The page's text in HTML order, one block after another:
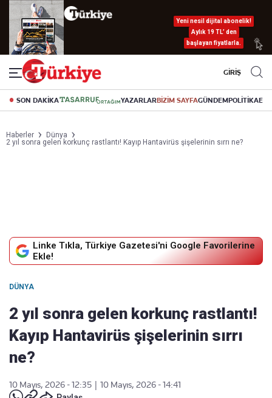
Yeni nesil dijital abonelik!
Aylık 19 TL’ den
başlayan fiyatlarla.
GİRİŞ
SON DAKİKA YAZARLARBİZİM SAYFAGÜNDEMPOLİTİKA
Haberler
Dünya
2 yıl sonra gelen korkunç rastlantı! Kayıp Hantavirüs şişelerinin sırrı ne?
Linke Tıkla, Türkiye Gazetesi'ni Google Favorilerine
Ekle!
DÜNYA
2 yıl sonra gelen korkunç rastlantı!
Kayıp Hantavirüs şişelerinin sırrı
ne?
10 Mayıs, 2026 - 12:35
10 Mayıs, 2026 - 14:41